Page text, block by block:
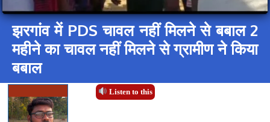
झरगांव में PDS चावल नहीं मिलने से बबाल 2
महीने का चावल नहीं मिलने से ग्रामीण ने किया
बबाल
Listen to this